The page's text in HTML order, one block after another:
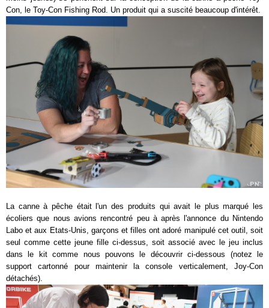
Con, le Toy-Con Fishing Rod. Un produit qui a suscité beaucoup d'intérêt.
La canne à pêche était l'un des produits qui avait le plus marqué les
écoliers que nous avions rencontré peu à après l'annonce du Nintendo
Labo et aux Etats-Unis, garçons et filles ont adoré manipulé cet outil, soit
seul comme cette jeune fille ci-dessus, soit associé avec le jeu inclus
dans le kit comme nous pouvons le découvrir ci-dessous (notez le
support cartonné pour maintenir la console verticalement, Joy-Con
détachés).